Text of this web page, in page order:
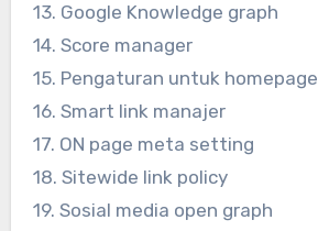
13. Google Knowledge graph
14. Score manager
15. Pengaturan untuk homepage
16. Smart link manajer
17. ON page meta setting
18. Sitewide link policy
19. Sosial media open graph